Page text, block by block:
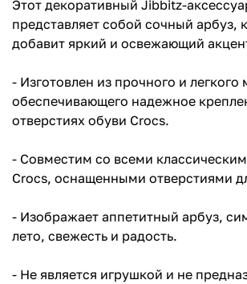
Этот декоративный Jibbitz-
представляет собой сочный арбуз,
добавит яркий и освежающий
- Изготовлен из прочного и легкого
обеспечивающего надежное
отверстиях обуви Crocs.
- Совместим со всеми
Crocs, оснащенными отверстиями
- Изображает аппетитный арбуз,
лето, свежесть и радость.
- Не является игрушкой и не